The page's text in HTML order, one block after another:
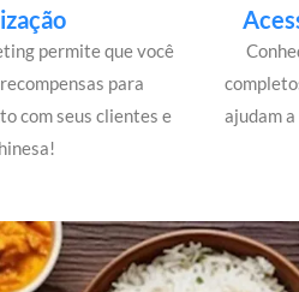
permite que você
para
com seus clientes e
ajudam